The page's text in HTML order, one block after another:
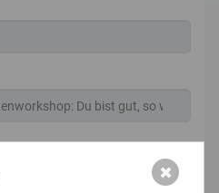
✖